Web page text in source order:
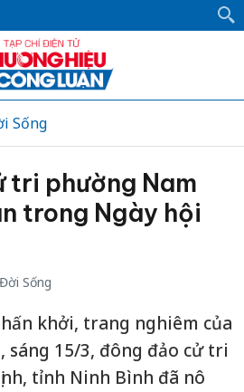
Sống
tri phường Nam
trong Ngày hội
Đời Sống
khởi, trang nghiêm của
sáng 15/3, đông đảo cử tri
tỉnh Ninh Bình đã nô